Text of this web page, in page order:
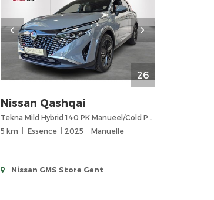
26
Nissan Qashqai
5 km
Essence 2025 Manuelle
Nissan GMS Store Gent